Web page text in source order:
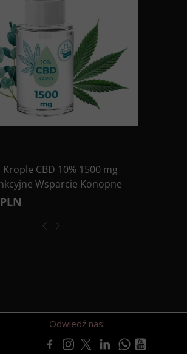
CBD 10% 1500 mg
Wsparcie Konopne
Odwiedź nas: